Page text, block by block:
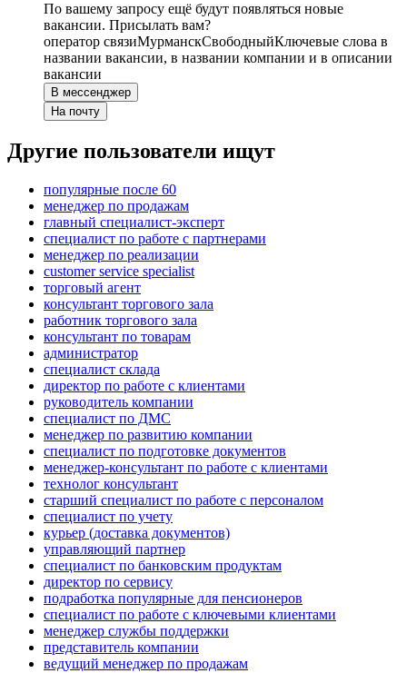
По вашему запросу ещё будут появляться новые
вакансии. Присылать вам?
оператор связиМурманскСвободныйКлючевые слова в
названии вакансии, в названии компании и в описании
вакансии
В мессенджер
На почту
Другие пользователи ищут
популярные после 60
менеджер по продажам
главный специалист-эксперт
специалист по работе с партнерами
менеджер по реализации
customer service specialist
торговый агент
консультант торгового зала
работник торгового зала
консультант по товарам
администратор
специалист склада
директор по работе с клиентами
руководитель компании
специалист по ДМС
менеджер по развитию компании
специалист по подготовке документов
менеджер-консультант по работе с клиентами
технолог консультант
старший специалист по работе с персоналом
специалист по учету
курьер (доставка документов)
управляющий партнер
специалист по банковским продуктам
директор по сервису
подработка популярные для пенсионеров
специалист по работе с ключевыми клиентами
менеджер службы поддержки
представитель компании
ведущий менеджер по продажам